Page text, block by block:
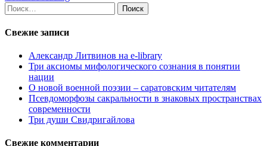
Найти:
Свежие записи
Александр Литвинов на e-library
Три аксиомы мифологического сознания в понятии
нации
О новой военной поэзии – саратовским читателям
Псевдоморфозы сакральности в знаковых пространствах
современности
Три души Свидригайлова
Свежие комментарии